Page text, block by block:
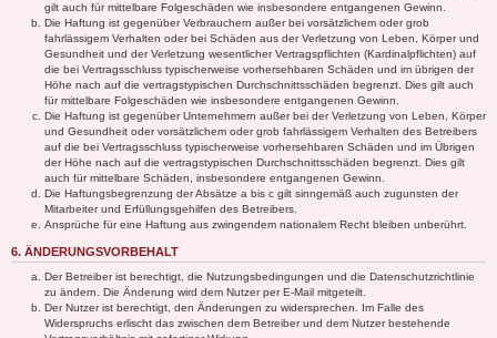
gilt auch für mittelbare Folgeschäden wie insbesondere entgangenen Gewinn.
Die Haftung ist gegenüber Verbrauchern außer bei vorsätzlichem oder grob
fahrlässigem Verhalten oder bei Schäden aus der Verletzung von Leben, Körper und
Gesundheit und der Verletzung wesentlicher Vertragspflichten (Kardinalpflichten) auf
die bei Vertragsschluss typischerweise vorhersehbaren Schäden und im übrigen der
Höhe nach auf die vertragstypischen Durchschnittsschäden begrenzt. Dies gilt auch
für mittelbare Folgeschäden wie insbesondere entgangenen Gewinn.
Die Haftung ist gegenüber Unternehmern außer bei der Verletzung von Leben, Körper
und Gesundheit oder vorsätzlichem oder grob fahrlässigem Verhalten des Betreibers
auf die bei Vertragsschluss typischerweise vorhersehbaren Schäden und im Übrigen
der Höhe nach auf die vertragstypischen Durchschnittsschäden begrenzt. Dies gilt
auch für mittelbare Schäden, insbesondere entgangenen Gewinn.
Die Haftungsbegrenzung der Absätze a bis c gilt sinngemäß auch zugunsten der
Mitarbeiter und Erfüllungsgehilfen des Betreibers.
Ansprüche für eine Haftung aus zwingendem nationalem Recht bleiben unberührt.
6. ÄNDERUNGSVORBEHALT
Der Betreiber ist berechtigt, die Nutzungsbedingungen und die Datenschutzrichtlinie
zu ändern. Die Änderung wird dem Nutzer per E-Mail mitgeteilt.
Der Nutzer ist berechtigt, den Änderungen zu widersprechen. Im Falle des
Widerspruchs erlischt das zwischen dem Betreiber und dem Nutzer bestehende